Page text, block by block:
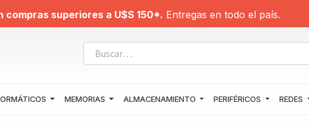
compras superiores a U$S 150*. Entregas en todo el país.
MEMORIAS ALMACENAMIENTO PERIFÉRICOS REDES